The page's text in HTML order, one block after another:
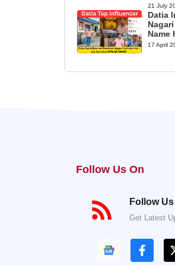
21 July
Datia
Name
17 April
Follow Us On
Follow
Get Latest